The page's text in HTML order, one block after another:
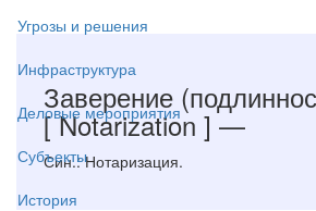
Угрозы и решения
Инфраструктура
Деловые мероприятия
Субъекты
История
Заверение
[ Notarization ] —
Син.: Нотаризация.